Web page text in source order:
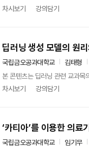
차시보기
강의담기
딥러닝 생성 모델의 원
국립금오공과대학교
김태형
본 콘텐츠는 딥러닝 관련 교과
차시보기
강의담기
‘카티아’를 이용한 의료
국립금오공과대학교
임기무